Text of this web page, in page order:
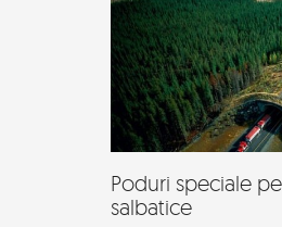
Poduri speciale
salbatice